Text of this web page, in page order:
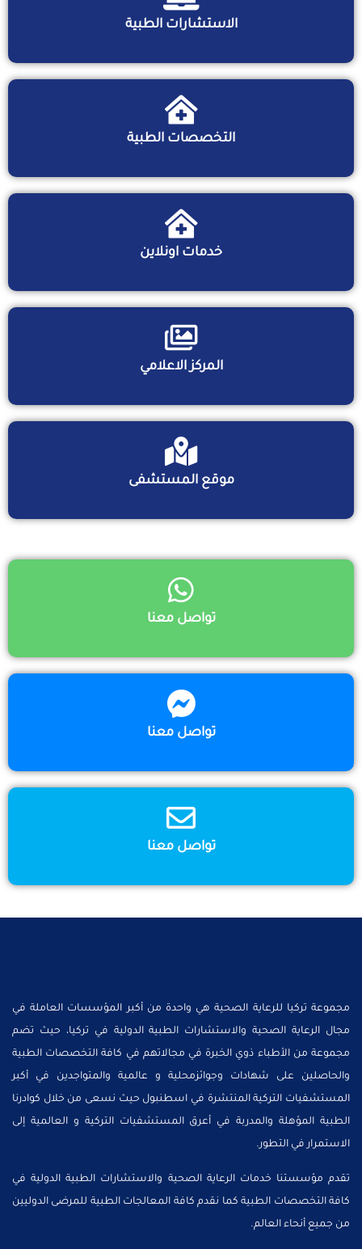
الاستشارات الطبية
التخصصات الطبية
خدمات اونلاين
المركز الاعلامي
موقع المستشفى
تواصل معنا
تواصل معنا
تواصل معنا
مجموعة تركيا للرعاية الصحية هي واحدة من أكبر المؤسسات العاملة في
مجال الرعاية الصحية والاستشارات الطبية الدولية في تركيا، حيث تضم
مجموعة من الأطباء ذوي الخبرة في مجالاتهم في كافة التخصصات الطبية
والحاصلين على شهادات وجوائزمحلية و عالمية والمتواجدين في أكبر
المستشفيات التركية المنتشرة في اسطنبول حيث نسعى من خلال كوادرنا
الطبية المؤهلة والمدربة في أعرق المستشفيات التركية و العالمية إلى
الاستمرار في التطور.
تقدم مؤسستنا خدمات الرعاية الصحية والاستشارات الطبية الدولية في
كافة التخصصات الطبية كما نقدم كافة المعالجات الطبية للمرضى الدوليين
من جميع أنحاء العالم.